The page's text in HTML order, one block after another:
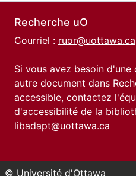
Recherche uO
Courriel : ruor@uottawa.ca
Si vous avez besoin
autre document dans
accessible, contactez
d'accessibilité de la
libadapt@uottawa.ca
© Université d'Ottawa